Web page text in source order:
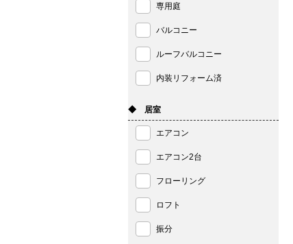
専用庭
バルコニー
ルーフバルコニー
内装リフォーム済
◆ 居室
エアコン
エアコン2台
フローリング
ロフト
振分